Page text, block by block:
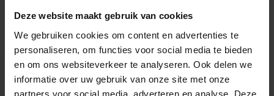
Deze website maakt gebruik van cookies
We gebruiken cookies om content en advertenties te
personaliseren, om functies voor social media te bieden
en om ons websiteverkeer te analyseren. Ook delen we
informatie over uw gebruik van onze site met onze
partners voor social media, adverteren en analyse. Deze
Laatst bekeken